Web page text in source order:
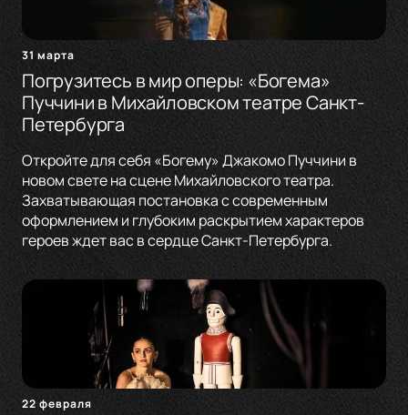
31 марта
Погрузитесь в мир оперы: «Богема»
Пуччини в Михайловском театре Санкт-
Петербурга
Откройте для себя «Богему» Джакомо Пуччини в
новом свете на сцене Михайловского театра.
Захватывающая постановка с современным
оформлением и глубоким раскрытием характеров
героев ждет вас в сердце Санкт-Петербурга.
22 февраля